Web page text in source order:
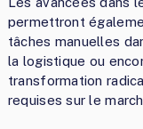
permettront
tâches manuelles
la logistique ou
transformation
requises sur le